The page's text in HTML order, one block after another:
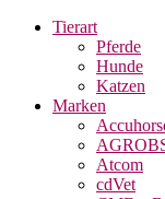
Tierart
Pferde
Hunde
Katzen
Marken
Atcom
cdVet